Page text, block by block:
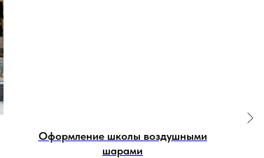
Оформление школы воздушными
шарами